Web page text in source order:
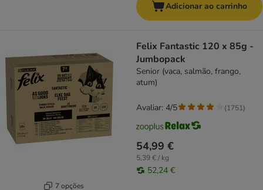
Adicionar ao carrinho
7 opções
Felix Fantastic 120 x 85g -
Jumbopack
Senior (vaca, salmão, frango,
atum)
54,99 €
5,39 € / kg
52,24 €
Avaliar: 4/5 (1751)